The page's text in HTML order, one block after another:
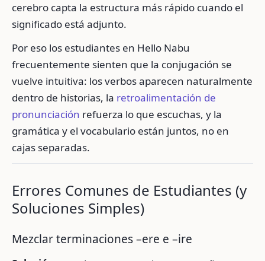
cerebro capta la estructura más rápido cuando el
significado está adjunto.
Por eso los estudiantes en Hello Nabu
frecuentemente sienten que la conjugación se
vuelve intuitiva: los verbos aparecen naturalmente
dentro de historias, la retroalimentación de
pronunciación refuerza lo que escuchas, y la
gramática y el vocabulario están juntos, no en
cajas separadas.
Errores Comunes de Estudiantes (y
Soluciones Simples)
Mezclar terminaciones –ere e –ire